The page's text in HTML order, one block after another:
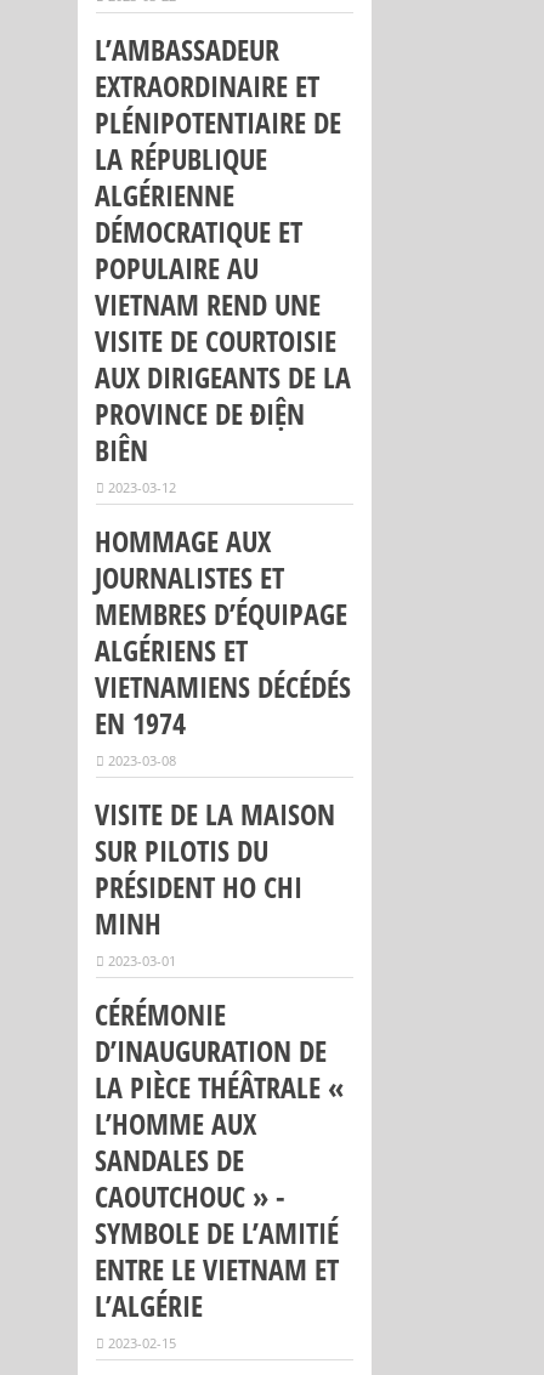
L’AMBASSADEUR
EXTRAORDINAIRE ET
PLÉNIPOTENTIAIRE DE
LA RÉPUBLIQUE
ALGÉRIENNE
DÉMOCRATIQUE ET
POPULAIRE AU
VIETNAM REND UNE
VISITE DE COURTOISIE
AUX DIRIGEANTS DE LA
PROVINCE DE ĐIỆN
BIÊN
2023-03-12
HOMMAGE AUX
JOURNALISTES ET
MEMBRES D’ÉQUIPAGE
ALGÉRIENS ET
VIETNAMIENS DÉCÉDÉS
EN 1974
2023-03-08
VISITE DE LA MAISON
SUR PILOTIS DU
PRÉSIDENT HO CHI
MINH
2023-03-01
CÉRÉMONIE
D’INAUGURATION DE
LA PIÈCE THÉÂTRALE «
L’HOMME AUX
SANDALES DE
CAOUTCHOUC » -
SYMBOLE DE L’AMITIÉ
ENTRE LE VIETNAM ET
L’ALGÉRIE
2023-02-15